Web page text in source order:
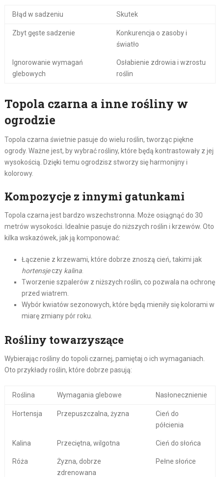
Błąd w sadzeniu Skutek
Zbyt gęste sadzenie
Konkurencja o zasoby i
światło
Ignorowanie wymagań
glebowych
Osłabienie zdrowia i wzrostu
roślin
Topola czarna a inne rośliny w
ogrodzie
Topola czarna świetnie pasuje do wielu roślin, tworząc piękne
ogrody. Ważne jest, by wybrać rośliny, które będą kontrastowały z jej
wysokością. Dzięki temu ogrodzisz stworzy się harmonijny i
kolorowy.
Kompozycje z innymi gatunkami
Topola czarna jest bardzo wszechstronna. Może osiągnąć do 30
metrów wysokości. Idealnie pasuje do niższych roślin i krzewów. Oto
kilka wskazówek, jak ją komponować:
Łączenie z krzewami, które dobrze znoszą cień, takimi jak
hortensjeczy kalina.
Tworzenie szpalerów z niższych roślin, co pozwala na ochronę
przed wiatrem.
Wybór kwiatów sezonowych, które będą mieniły się kolorami w
miarę zmiany pór roku.
Rośliny towarzyszące
Wybierając rośliny do topoli czarnej, pamiętaj o ich wymaganiach.
Oto przykłady roślin, które dobrze pasują:
Roślina Wymagania glebowe Nasłonecznienie
Hortensja Przepuszczalna, żyzna
Cień do
półcienia
Kalina Przeciętna, wilgotna Cień do słońca
Róża
Żyzna, dobrze
zdrenowana
Pełne słońce